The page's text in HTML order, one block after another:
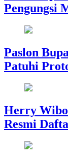
Pengungsi
Paslon
Patuhi
Herry
Resmi